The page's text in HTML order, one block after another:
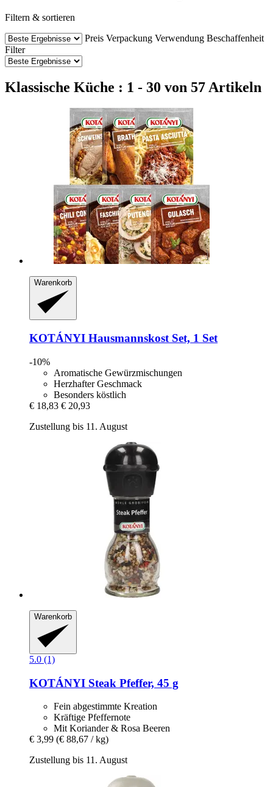
Filtern & sortieren
Preis Verpackung Verwendung Beschaffenheit
Filter
Klassische Küche : 1 - 30 von 57 Artikeln
Warenkorb
KOTÁNYI Hausmannskost Set, 1 Set
-10%
Aromatische Gewürzmischungen
Herzhafter Geschmack
Besonders köstlich
€ 18,83 € 20,93
Zustellung bis 11. August
Warenkorb
5.0 (1)
KOTÁNYI Steak Pfeffer, 45 g
Fein abgestimmte Kreation
Kräftige Pfeffernote
Mit Koriander & Rosa Beeren
€ 3,99 (€ 88,67 / kg)
Zustellung bis 11. August